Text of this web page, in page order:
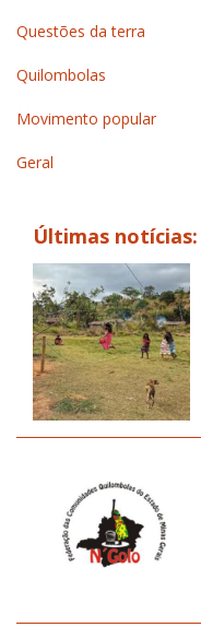
Questões da terra
Quilombolas
Movimento popular
Geral
Últimas notícias: